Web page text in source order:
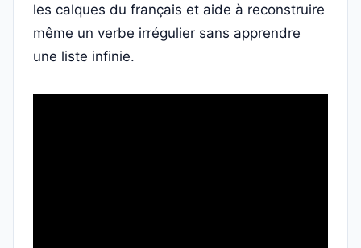
les calques du français et aide à reconstruire
même un verbe irrégulier sans apprendre
une liste infinie.